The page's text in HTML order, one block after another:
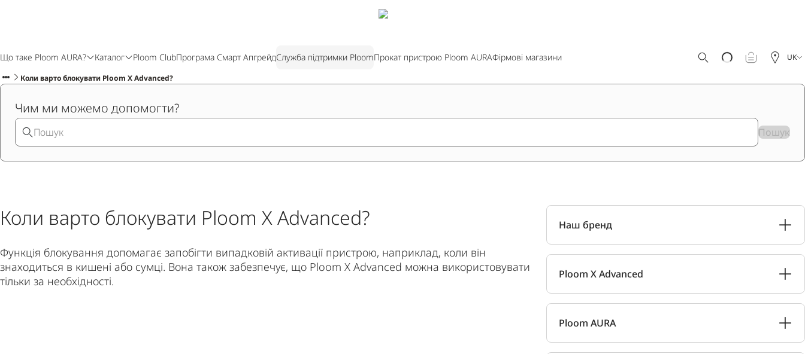
Що таке Ploom AURA? Каталог Ploom ClubПрограма Смарт АпгрейдСлужба підтримки PloomПрокат пристрою Ploom AURAФірмові магазини UK
Коли варто блокувати Ploom X Advanced?
Чим ми можемо допомогти?
Пошук
Коли варто блокувати Ploom X Advanced?
Функція блокування допомагає запобігти випадковій активації пристрою, наприклад, коли він
знаходиться в кишені або сумці. Вона також забезпечує, що Ploom X Advanced можна використовувати
тільки за необхідності.
Наш бренд
Ploom X Advanced
Ploom AURA